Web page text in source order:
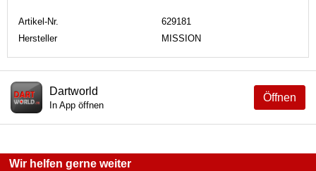
Artikel-Nr.
629181
Hersteller
MISSION
Öffnen
Dartworld
In App öffnen
Wir helfen gerne weiter